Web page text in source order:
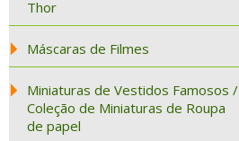
Thor
Máscaras de Filmes
Miniaturas de Vestidos Famosos /
Coleção de Miniaturas de Roupa
de papel